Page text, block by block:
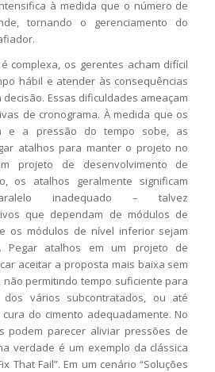
à medida que o número de
tornando o gerenciamento do
complexa, os gerentes acham difícil
hábil e atender às consequências
Essas dificuldades ameaçam
de cronograma. À medida que os
e a pressão do tempo sobe, as
atalhos para manter o projeto no
projeto de desenvolvimento de
os atalhos geralmente significam
inadequado – talvez
que dependam de módulos de
os módulos de nível inferior sejam
Pegar atalhos em um projeto de
aceitar a proposta mais baixa sem
permitindo tempo suficiente para
vários subcontratados, ou até
do cimento adequadamente. No
podem parecer aliviar pressões de
verdade é um exemplo da clássica
That Fail”. Em um cenário “Soluções